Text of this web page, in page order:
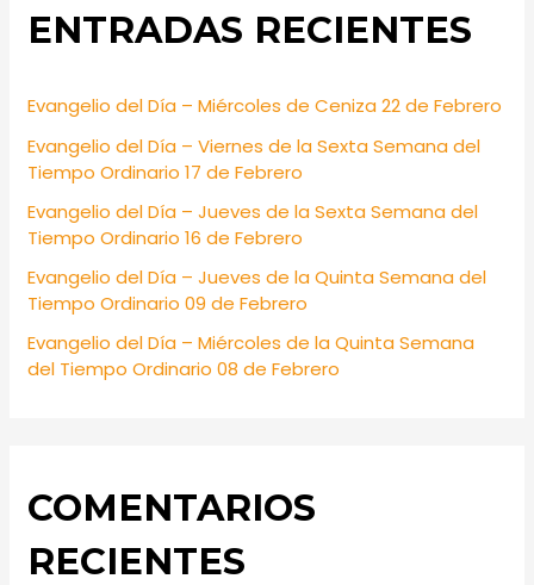
c
r
:
ENTRADAS RECIENTES
Evangelio del Día – Miércoles de Ceniza 22 de Febrero
Evangelio del Día – Viernes de la Sexta Semana del
Tiempo Ordinario 17 de Febrero
Evangelio del Día – Jueves de la Sexta Semana del
Tiempo Ordinario 16 de Febrero
Evangelio del Día – Jueves de la Quinta Semana del
Tiempo Ordinario 09 de Febrero
Evangelio del Día – Miércoles de la Quinta Semana
del Tiempo Ordinario 08 de Febrero
COMENTARIOS
RECIENTES